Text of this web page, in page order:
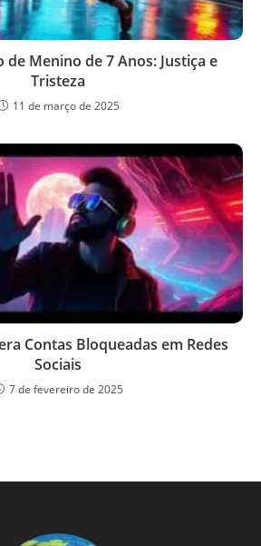
Menino de 7 Anos: Justiça e
Tristeza
11 de março de 2025
Contas Bloqueadas em Redes
Sociais
7 de fevereiro de 2025